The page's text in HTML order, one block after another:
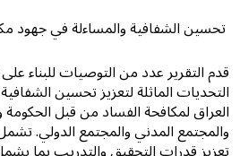
تحسين الشفافية والمساءلة في جهود
قدم التقرير عدد من التوصيات للبناء
التحديات الماثلة لتعزيز تحسين
العراق لمكافحة الفساد من قبل
والمجتمع المدني والمجتمع الدولي.